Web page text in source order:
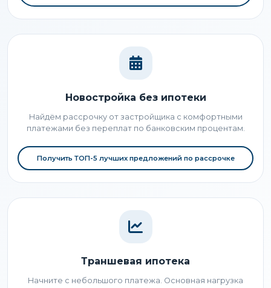
Новостройка без ипотеки
Найдём рассрочку от застройщика с комфортными
платежами без переплат по банковским процентам.
Получить ТОП-5 лучших предложений по рассрочке
Траншевая ипотека
Начните с небольшого платежа. Основная нагрузка